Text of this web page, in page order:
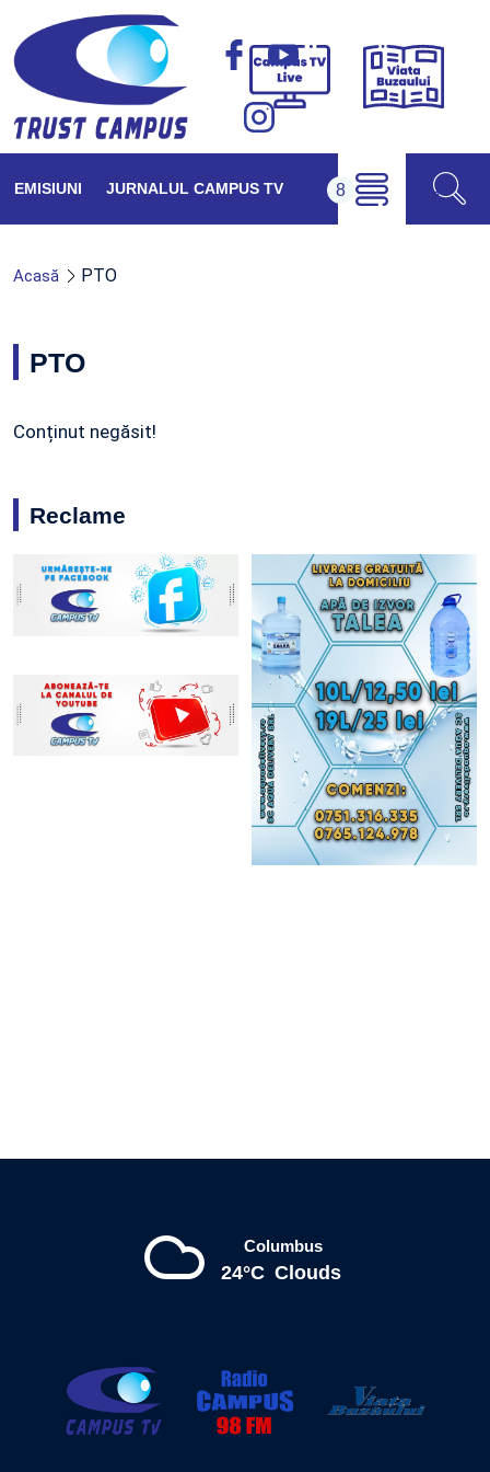
Campus
Viața
EMISIUNI JURNALUL CAMPUS TV
Acasă PTO
PTO
Conținut negăsit!
Reclame
Columbus
24°C Clouds